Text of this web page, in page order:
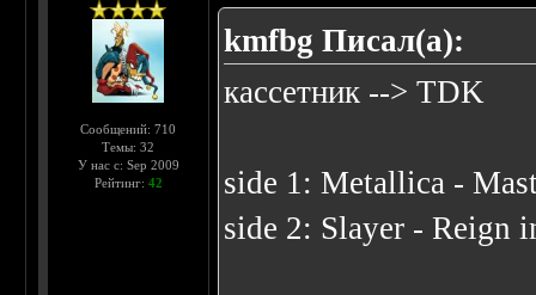
Сообщений: 710
Темы: 32
У нас с: Sep 2009
Рейтинг: 42
kmfbg Писал(а):
кассетник --> TDK
side 1: Metallica -
side 2: Slayer - Reign